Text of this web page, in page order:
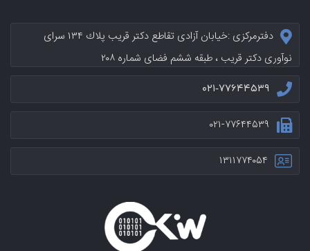
دفترمرکزی :خيابان آزادی تقاطع دکتر قریب پلاك ۱۳۴ سرای
نوآوری دکتر قریب ، طبقه ششم فضای شماره ۲۰۸
۰۲۱-۷۷۶۴۴۵۳۹
۰۲۱-۷۷۶۴۴۵۳۹